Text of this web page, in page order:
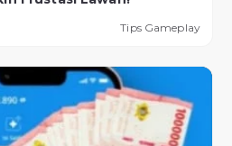
Tips Gameplay